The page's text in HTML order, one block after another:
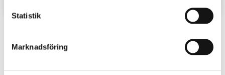
Statistik
Marknadsföring
Senaste inlägg